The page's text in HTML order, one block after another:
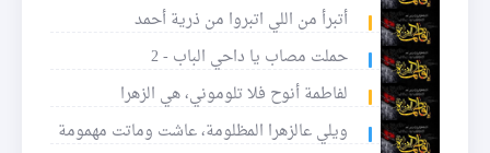
أتبرأ من اللي اتبروا من ذرية أحمد
حملت مصاب يا داحي الباب - 2
لفاطمة أنوح فلا تلوموني، هي الزهرا
ويلي عالزهرا المظلومة، عاشت وماتت مهمومة